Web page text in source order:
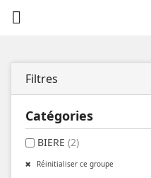

Filtres
Catégories
BIERE (2)
Réinitialiser ce groupe